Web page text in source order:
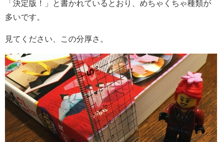
「決定版！」と書かれているとおり、めちゃくちゃ種類が
多いです。
見てください、この分厚さ。